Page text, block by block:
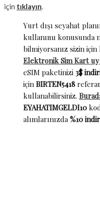
için tıklayın.
Yurt dışı seyahat
kullanımı konusunda
bilmiyorsanız sizin
Elektronik Sim Kart
eSIM paketinizi 3$
için BIRTEN5418
kullanabilirsiniz.
EYAHATIMGELDI10
alımlarınızda %10